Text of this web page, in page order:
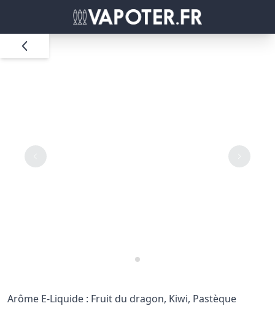
Arôme E-Liquide : Fruit du dragon, Kiwi, Pastèque